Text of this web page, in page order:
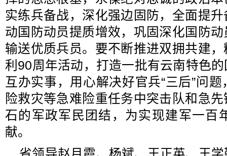
实练兵备战，深化强边固防，全面提
动国防动员提质增效，巩固深化国防
输送优质兵员。要不断推进双拥共建
利90周年活动，打造一批有云南特色
互办实事，用心解决好官兵“三后”问
险救灾等急难险重任务中突击队和急
石的军政军民团结，为实现建军一百
献。